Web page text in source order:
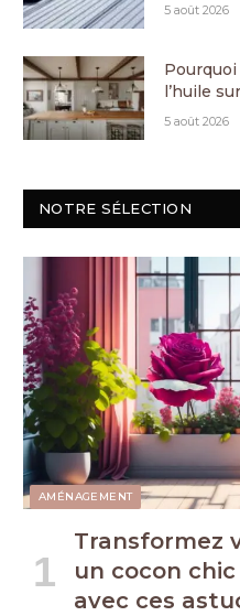
5 août 2026
l’huile
5 août 2026
NOTRE SÉLECTION
AMÉNAGEMENT
Transformez
un cocon
avec ces